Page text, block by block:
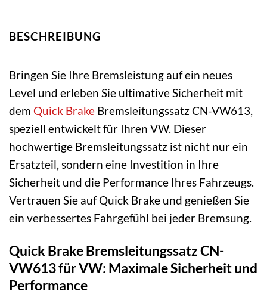
BESCHREIBUNG
Bringen Sie Ihre Bremsleistung auf ein neues
Level und erleben Sie ultimative Sicherheit mit
dem Quick Brake Bremsleitungssatz CN-VW613,
speziell entwickelt für Ihren VW. Dieser
hochwertige Bremsleitungssatz ist nicht nur ein
Ersatzteil, sondern eine Investition in Ihre
Sicherheit und die Performance Ihres Fahrzeugs.
Vertrauen Sie auf Quick Brake und genießen Sie
ein verbessertes Fahrgefühl bei jeder Bremsung.
Quick Brake Bremsleitungssatz CN-
VW613 für VW: Maximale Sicherheit und
Performance